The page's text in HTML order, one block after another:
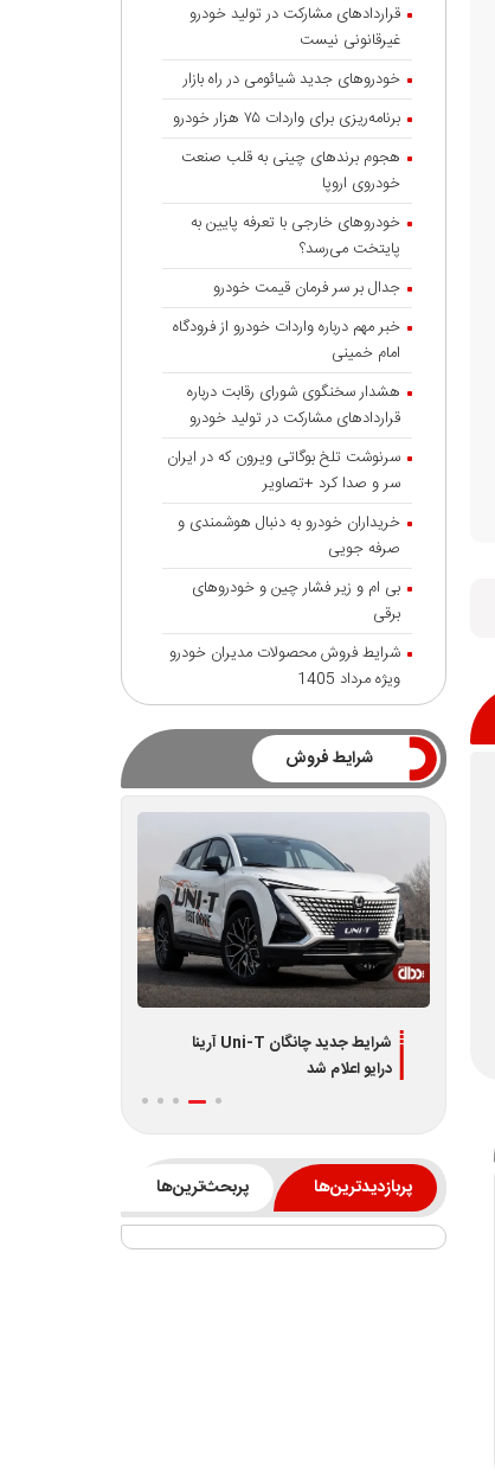
قراردادهای مشارکت در تولید خودرو
غیرقانونی نیست
خودروهای جدید شیائومی در راه بازار
برنامه‌ریزی برای واردات ۷۵ هزار خودرو
هجوم برندهای چینی به قلب صنعت
خودروی اروپا
خودروهای خارجی با تعرفه پایین به
پایتخت می‌رسد؟
جدال بر سر فرمان قیمت خودرو
خبر مهم درباره واردات خودرو از فرودگاه
امام خمینی
هشدار سخنگوی شورای رقابت درباره
قرارداد‌های مشارکت در تولید خودرو
سرنوشت تلخ بوگاتی ویرون که در ایران
سر و صدا کرد +تصاویر
خریداران خودرو به دنبال هوشمندی و
صرفه جویی
بی ام و زیر فشار چین و خودروهای
برقی
شرایط فروش محصولات مدیران خودرو
ویژه مرداد 1405
شرایط فروش
شرایط جدید چانگان Uni-T آرینا
درایو اعلام شد
پربازدیدترین‌ها پربحث‌ترین‌ها